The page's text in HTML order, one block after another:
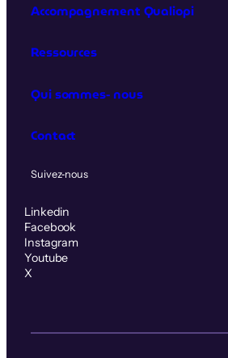
Accompagnement Qualiopi
Ressources
Qui sommes‑nous
Contact
Suivez‑nous
Linkedin
Facebook
Instagram
Youtube
X